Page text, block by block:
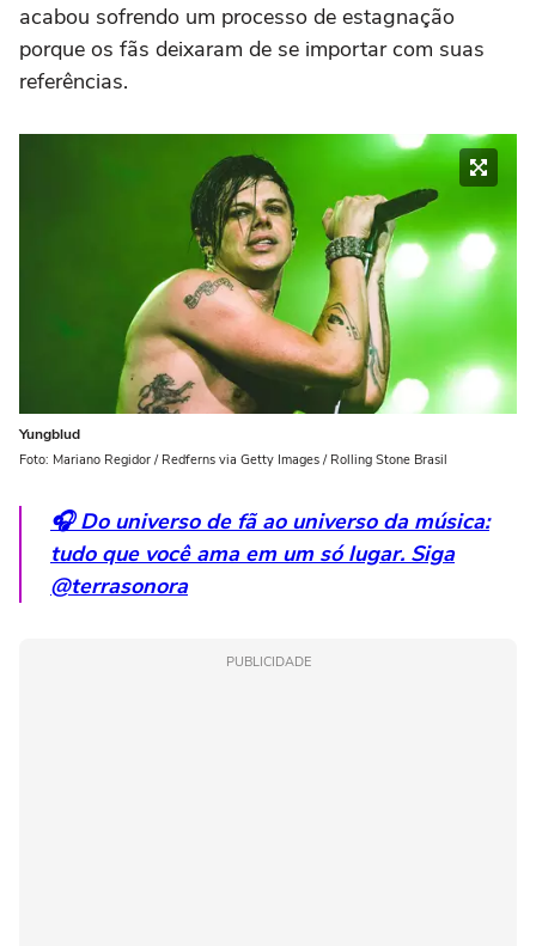
acabou sofrendo um processo de estagnação
porque os fãs deixaram de se importar com suas
referências.
Yungblud
Foto: Mariano Regidor / Redferns via Getty Images / Rolling Stone Brasil
🎧 Do universo de fã ao universo da música:
tudo que você ama em um só lugar. Siga
@terrasonora
PUBLICIDADE